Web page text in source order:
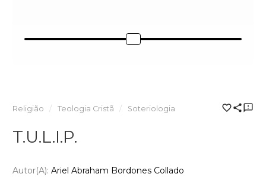
Religião Teologia Cristã Soteriologia
T.U.L.I.P.
Autor(a): Ariel Abraham Bordones Collado